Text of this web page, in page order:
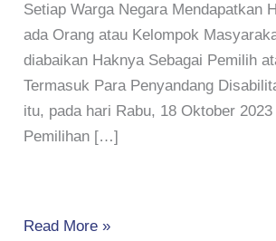
Setiap Warga Negara Mendapatkan
ada Orang atau Kelompok
diabaikan Haknya Sebagai Pemilih
Termasuk Para Penyandang
itu, pada hari Rabu, 18 Oktober
Pemilihan […]
Read More »